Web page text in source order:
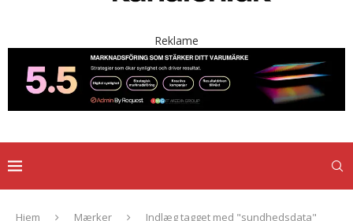
Reklame
Hjem Mærker Indlæg tagget med "sundhedsdata"